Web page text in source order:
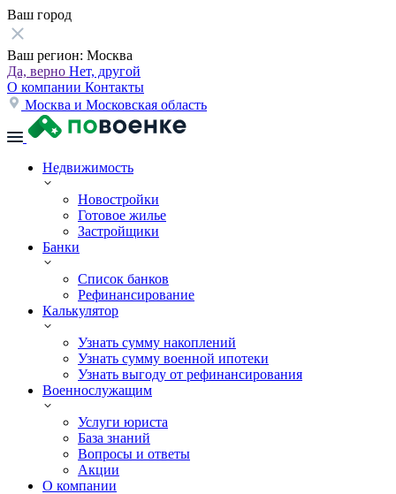
Ваш город
Ваш регион: Москва
Да, верно Нет, другой
О компании Контакты
Москва и Московская область
Недвижимость
Новостройки
Готовое жилье
Застройщики
Банки
Список банков
Рефинансирование
Калькулятор
Узнать сумму накоплений
Узнать сумму военной ипотеки
Узнать выгоду от рефинансирования
Военнослужащим
Услуги юриста
База знаний
Вопросы и ответы
Акции
О компании